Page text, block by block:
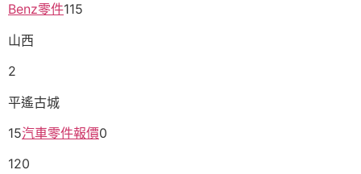
Benz零件115
山西
2
平遙古城
15汽車零件報價0
120